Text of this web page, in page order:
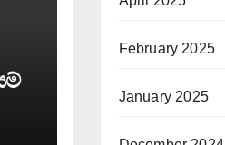
February 2025
January 2025